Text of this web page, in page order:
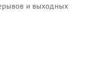
и выходных